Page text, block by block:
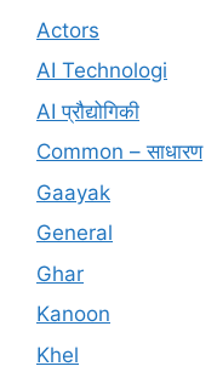
Actors
AI Technologi
AI प्रौद्योगिकी
Common – साधारण
Gaayak
General
Ghar
Kanoon
Khel